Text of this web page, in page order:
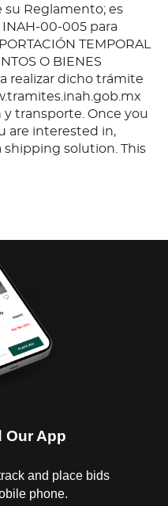
su Reglamento; es
00-005 para
TEMPORAL
O BIENES
realizar dicho trámite
transporte. Once you
are interested in,
shipping solution. This
Our App
and place bids
phone.